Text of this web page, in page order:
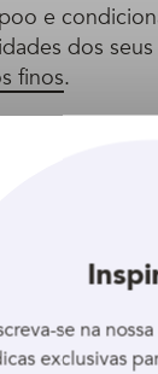
e
dos
finos.
que
é o
Planet
se na
exclusivas